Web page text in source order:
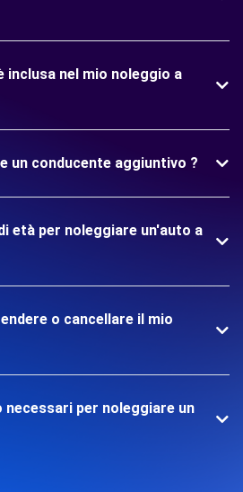
inclusa nel mio noleggio a
un conducente aggiuntivo ?
età per noleggiare un'auto a
o cancellare il mio
necessari per noleggiare un